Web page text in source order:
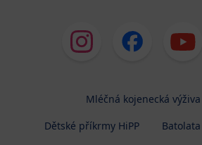
Mléčná kojenecká výživa
Dětské příkrmy HiPP